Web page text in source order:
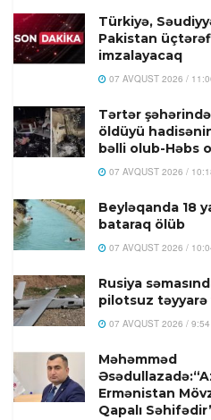
Türkiyə,
Pakistan
imzalayacaq
07 AVQUST 2026 /
Tərtər
öldüyü
bəlli olub-Həbs
07 AVQUST 2026 /
Beyləqanda 18
bataraq ölüb
07 AVQUST 2026 /
Rusiya
pilotsuz
07 AVQUST 2026 / 9:54
Məhəmməd
Ermənistan
Qapalı